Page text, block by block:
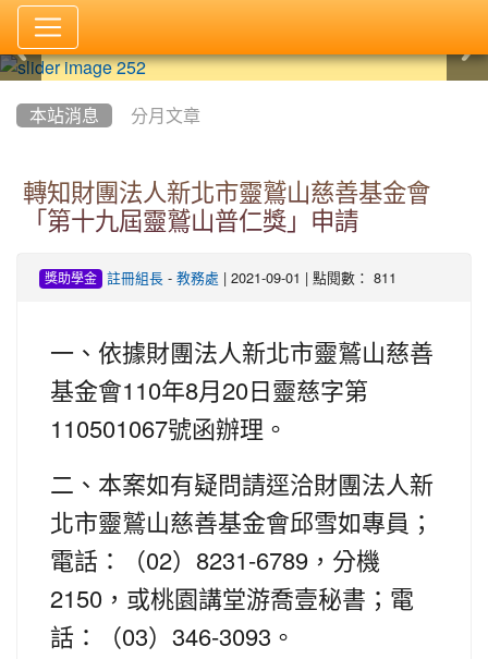
本站消息 分月文章
轉知財團法人新北市靈鷲山慈善基金會
「第十九屆靈鷲山普仁獎」申請
獎助學金 註冊組長- 教務處 | 2021-09-01 | 點閱數： 811
一、依據財團法人新北市靈鷲山慈善
基金會110年8月 20 日靈慈字第
110501067號函辦理。
二、本案如有疑問請逕洽財團法人新
北市靈鷲山慈善基金會邱雪如專員；
電話：（02） 8231-6789 ，分機
2150 ，或桃園講堂游喬壹秘書；電
話：（03） 346-3093 。